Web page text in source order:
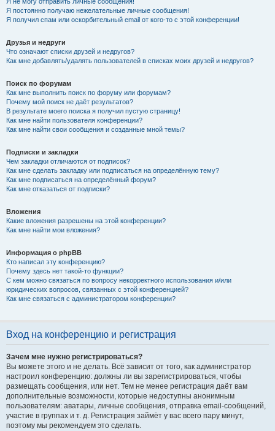
Я постоянно получаю нежелательные личные сообщения!
Я получил спам или оскорбительный email от кого-то с этой конференции!
Друзья и недруги
Что означают списки друзей и недругов?
Как мне добавлять/удалять пользователей в списках моих друзей и недругов?
Поиск по форумам
Как мне выполнить поиск по форуму или форумам?
Почему мой поиск не даёт результатов?
В результате моего поиска я получил пустую страницу!
Как мне найти пользователя конференции?
Как мне найти свои сообщения и созданные мной темы?
Подписки и закладки
Чем закладки отличаются от подписок?
Как мне сделать закладку или подписаться на определённую тему?
Как мне подписаться на определённый форум?
Как мне отказаться от подписки?
Вложения
Какие вложения разрешены на этой конференции?
Как мне найти мои вложения?
Информация о phpBB
Кто написал эту конференцию?
Почему здесь нет такой-то функции?
С кем можно связаться по вопросу некорректного использования и/или
юридических вопросов, связанных с этой конференцией?
Как мне связаться с администратором конференции?
Вход на конференцию и регистрация
Зачем мне нужно регистрироваться?
Вы можете этого и не делать. Всё зависит от того, как администратор
настроил конференцию: должны ли вы зарегистрироваться, чтобы
размещать сообщения, или нет. Тем не менее регистрация даёт вам
дополнительные возможности, которые недоступны анонимным
пользователям: аватары, личные сообщения, отправка email-сообщений,
участие в группах и т. д. Регистрация займёт у вас всего пару минут,
поэтому мы рекомендуем это сделать.